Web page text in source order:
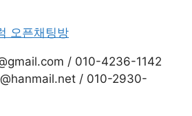
오픈채팅방
/ 010-4236-1142
/ 010-2930-